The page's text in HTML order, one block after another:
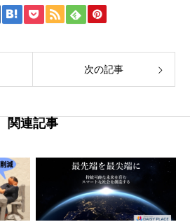
次の記事
関連記事